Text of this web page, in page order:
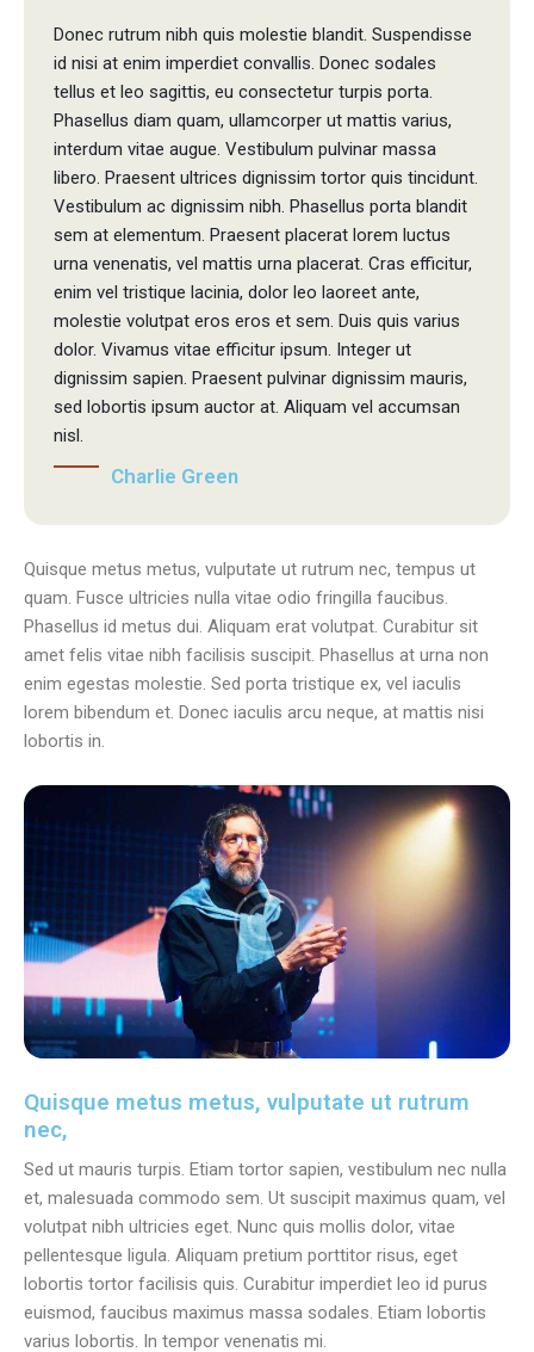
Donec rutrum nibh quis molestie blandit. Suspendisse
id nisi at enim imperdiet convallis. Donec sodales
tellus et leo sagittis, eu consectetur turpis porta.
Phasellus diam quam, ullamcorper ut mattis varius,
interdum vitae augue. Vestibulum pulvinar massa
libero. Praesent ultrices dignissim tortor quis tincidunt.
Vestibulum ac dignissim nibh. Phasellus porta blandit
sem at elementum. Praesent placerat lorem luctus
urna venenatis, vel mattis urna placerat. Cras efficitur,
enim vel tristique lacinia, dolor leo laoreet ante,
molestie volutpat eros eros et sem. Duis quis varius
dolor. Vivamus vitae efficitur ipsum. Integer ut
dignissim sapien. Praesent pulvinar dignissim mauris,
sed lobortis ipsum auctor at. Aliquam vel accumsan
nisl.
Charlie Green
Quisque metus metus, vulputate ut rutrum nec, tempus ut
quam. Fusce ultricies nulla vitae odio fringilla faucibus.
Phasellus id metus dui. Aliquam erat volutpat. Curabitur sit
amet felis vitae nibh facilisis suscipit. Phasellus at urna non
enim egestas molestie. Sed porta tristique ex, vel iaculis
lorem bibendum et. Donec iaculis arcu neque, at mattis nisi
lobortis in.
Quisque metus metus, vulputate ut rutrum
nec,
Sed ut mauris turpis. Etiam tortor sapien, vestibulum nec nulla
et, malesuada commodo sem. Ut suscipit maximus quam, vel
volutpat nibh ultricies eget. Nunc quis mollis dolor, vitae
pellentesque ligula. Aliquam pretium porttitor risus, eget
lobortis tortor facilisis quis. Curabitur imperdiet leo id purus
euismod, faucibus maximus massa sodales. Etiam lobortis
varius lobortis. In tempor venenatis mi.